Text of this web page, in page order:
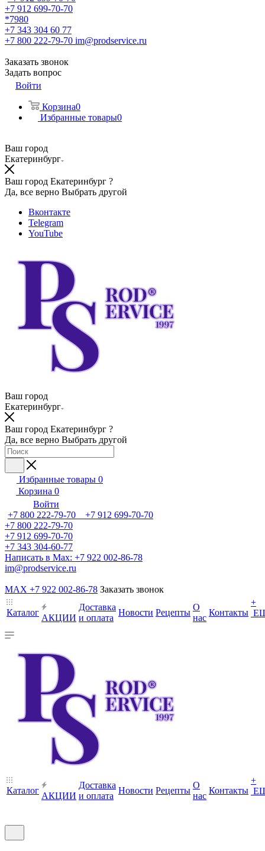
+7 912 699-70-70
*7980
+7 343 304 60 77
+7 800 222-79-70 im@prodservice.ru
Заказать звонок
Задать вопрос
Войти
Корзина0
Избранные товары0
Ваш город
Екатеринбург
Ваш город Екатеринбург ?
Да, все верно Выбрать другой
Вконтакте
Telegram
YouTube
Ваш город
Екатеринбург
Ваш город Екатеринбург ?
Да, все верно Выбрать другой
Избранные товары 0
Корзина 0
Войти
+7 800 222-79-70 +7 912 699-70-70
+7 800 222-79-70
+7 912 699-70-70
+7 343 304-60-77
Написать в Max: +7 922 002-86-78
im@prodservice.ru
MAX +7 922 002-86-78 Заказать звонок
Каталог
АКЦИИ
Доставка
и оплата
Новости Рецепты
О
нас
Контакты
+
Каталог
АКЦИИ
Доставка
и оплата
Новости Рецепты
О
нас
Контакты
+